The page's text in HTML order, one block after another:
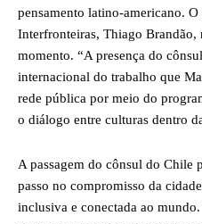
pensamento latino-americano.
Interfronteiras, Thiago Brandão,
momento. “A presença do
internacional do trabalho que
rede pública por meio do
o diálogo entre culturas dentro
A passagem do cônsul do Chile
passo no compromisso da
inclusiva e conectada ao